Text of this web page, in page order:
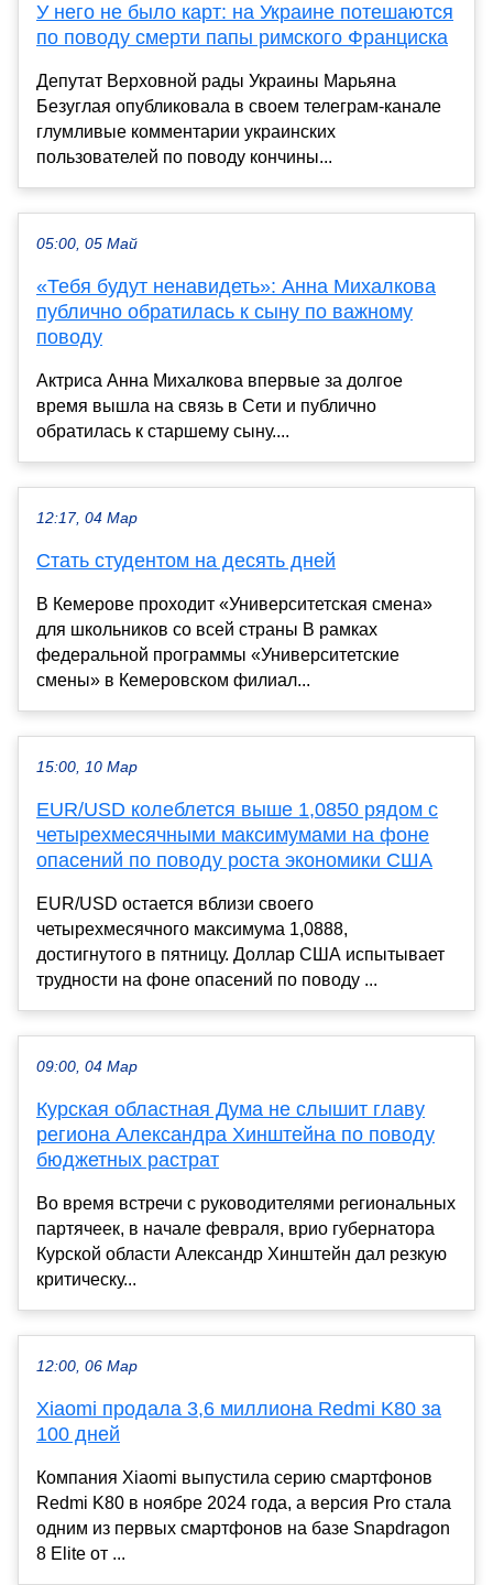
У него не было карт: на Украине потешаются
по поводу смерти папы римского Франциска
Депутат Верховной рады Украины Марьяна
Безуглая опубликовала в своем телеграм-канале
глумливые комментарии украинских
пользователей по поводу кончины...
05:00, 05 Май
«Тебя будут ненавидеть»: Анна Михалкова
публично обратилась к сыну по важному
поводу
Актриса Анна Михалкова впервые за долгое
время вышла на связь в Сети и публично
обратилась к старшему сыну....
12:17, 04 Мар
Стать студентом на десять дней
В Кемерове проходит «Университетская смена»
для школьников со всей страны В рамках
федеральной программы «Университетские
смены» в Кемеровском филиал...
15:00, 10 Мар
EUR/USD колеблется выше 1,0850 рядом с
четырехмесячными максимумами на фоне
опасений по поводу роста экономики США
EUR/USD остается вблизи своего
четырехмесячного максимума 1,0888,
достигнутого в пятницу. Доллар США испытывает
трудности на фоне опасений по поводу ...
09:00, 04 Мар
Курская областная Дума не слышит главу
региона Александра Хинштейна по поводу
бюджетных растрат
Во время встречи с руководителями региональных
партячеек, в начале февраля, врио губернатора
Курской области Александр Хинштейн дал резкую
критическу...
12:00, 06 Мар
Xiaomi продала 3,6 миллиона Redmi K80 за
100 дней
Компания Xiaomi выпустила серию смартфонов
Redmi K80 в ноябре 2024 года, а версия Pro стала
одним из первых смартфонов на базе Snapdragon
8 Elite от ...